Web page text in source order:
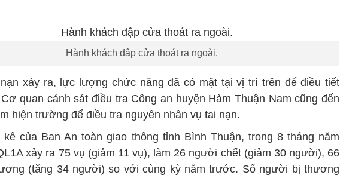
Hành khách đập cửa thoát ra ngoài.
xảy ra, lực lượng chức năng đã có mặt tại vị trí trên để điều tiết
quan cảnh sát điều tra Công an huyện Hàm Thuận Nam cũng đến
hiện trường để điều tra nguyên nhân vụ tai nạn.
kê của Ban An toàn giao thông tỉnh Bình Thuận, trong 8 tháng năm
xảy ra 75 vụ (giảm 11 vụ), làm 26 người chết (giảm 30 người), 66
(tăng 34 người) so với cùng kỳ năm trước. Số người bị thương